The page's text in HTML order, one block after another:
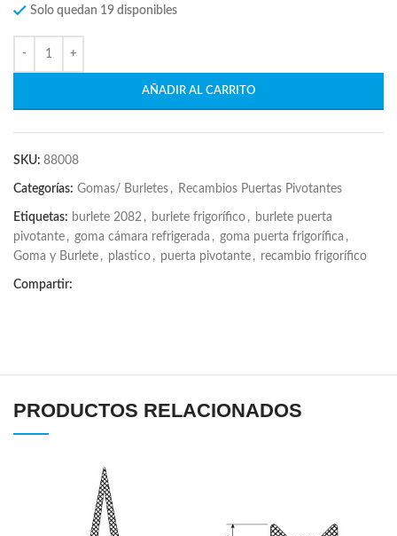
Solo quedan 19 disponibles
AÑADIR AL CARRITO
SKU: 88008
Categorías: Gomas/ Burletes , Recambios Puertas Pivotantes
Etiquetas: burlete 2082 , burlete frigorífico , burlete puerta
pivotante , goma cámara refrigerada , goma puerta frigorífica ,
Goma y Burlete , plastico , puerta pivotante , recambio frigorífico
Compartir:
PRODUCTOS RELACIONADOS